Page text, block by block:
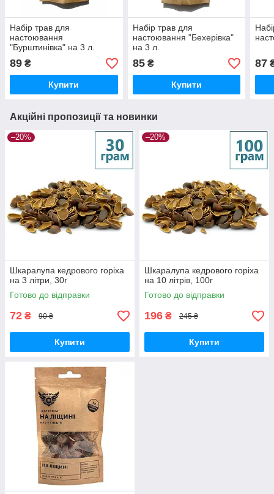
Набір трав для
настоювання
"Бурштинівка" на 3 л.
89 ₴
Купити
Набір трав для
настоювання "Бехерівка"
на 3 л.
85₴
Купити
87
Акційні пропозиції та новинки
–20%
Шкаралупа кедрового горіха
на 3 літри, 30г
Готово до відправки
72 ₴ 90 ₴
Купити
–20%
Шкаралупа кедрового горіха
на 10 літрів, 100г
Готово до відправки
196 ₴ 245 ₴
Купити